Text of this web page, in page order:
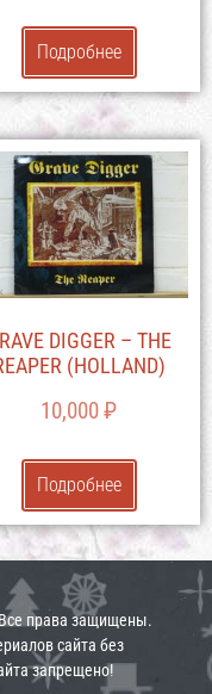
Подробнее
DIGGER – THE
(HOLLAND)
10,000₽
Подробнее
Все права защищены.
сайта без
запрещено!